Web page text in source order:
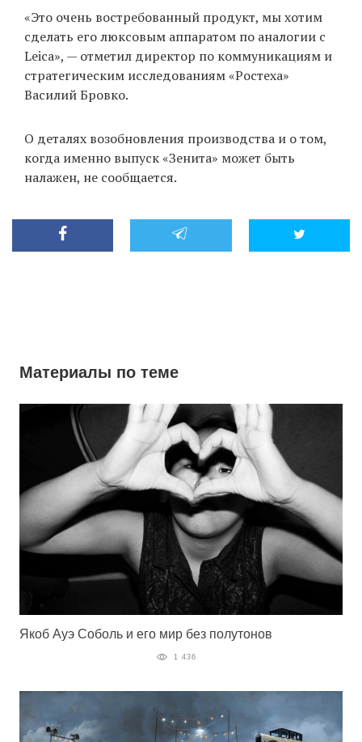
«Это очень востребованный продукт, мы хотим
сделать его люксовым аппаратом по аналогии с
Leica», — отметил директор по коммуникациям и
стратегическим исследованиям «Ростеха»
Василий Бровко.
О деталях возобновления производства и о том,
когда именно выпуск «Зенита» может быть
налажен, не сообщается.
Материалы по теме
Якоб Ауэ Соболь и его мир без полутонов
1 436